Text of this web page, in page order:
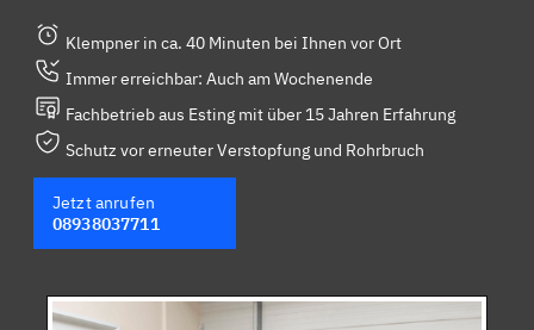
Klempner in ca. 40 Minuten bei Ihnen vor Ort
Immer erreichbar: Auch am Wochenende
Fachbetrieb aus Esting mit über 15 Jahren Erfahrung
Schutz vor erneuter Verstopfung und Rohrbruch
Jetzt anrufen
08938037711